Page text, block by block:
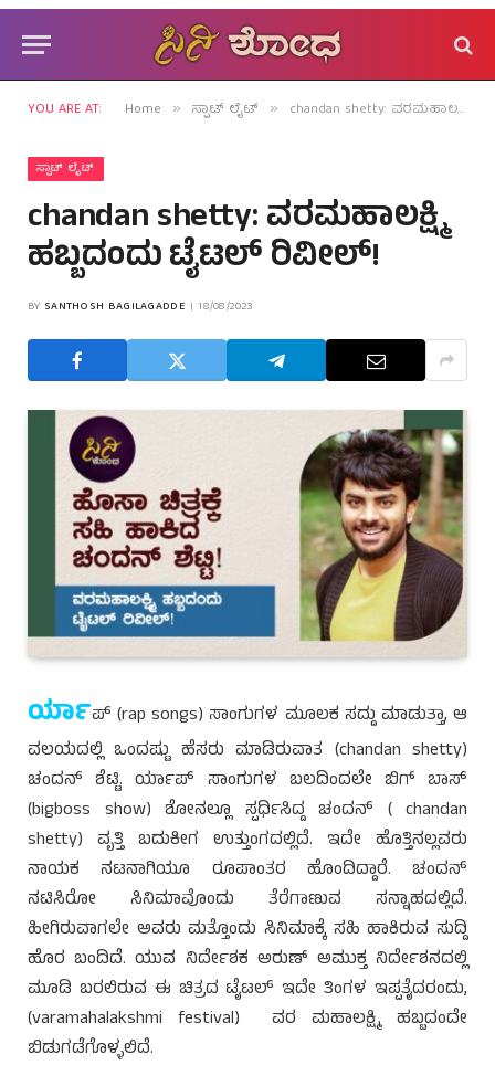
YOU ARE AT: Home » ಸ್ಪಾಟ್ ಲೈಟ್ » chandan shetty: ವರಮಹಾಲಕ್ಷ್ಮಿ ಹಬ್ಬದಂದು ಟೈಟಲ್ ರಿವೀಲ್!
ಸ್ಪಾಟ್ ಲೈಟ್
chandan shetty: ವರಮಹಾಲಕ್ಷ್ಮಿ
ಹಬ್ಬದಂದು ಟೈಟಲ್ ರಿವೀಲ್!
BY SANTHOSH BAGILAGADDE 18/08/2023
ರ್ಯಾಪ್ (rap songs) ಸಾಂಗುಗಳ ಮೂಲಕ ಸದ್ದು ಮಾಡುತ್ತಾ, ಆ
ವಲಯದಲ್ಲಿ ಒಂದಷ್ಟು ಹೆಸರು ಮಾಡಿರುವಾತ (chandan shetty)
ಚಂದನ್ ಶೆಟ್ಟಿ. ರ್ಯಾಪ್ ಸಾಂಗುಗಳ ಬಲದಿಂದಲೇ ಬಿಗ್ ಬಾಸ್
(bigboss show) ಶೋನಲ್ಲೂ ಸ್ಪರ್ಧಿಸಿದ್ದ ಚಂದನ್ ( chandan
shetty) ವೃತ್ತಿ ಬದುಕೀಗ ಉತ್ತುಂಗದಲ್ಲಿದೆ. ಇದೇ ಹೊತ್ತಿನಲ್ಲವರು
ನಾಯಕ ನಟನಾಗಿಯೂ ರೂಪಾಂತರ ಹೊಂದಿದ್ದಾರೆ. ಚಂದನ್
ನಟಿಸಿರೋ ಸಿನಿಮಾವೊಂದು ತೆರೆಗಾಣುವ ಸನ್ನಾಹದಲ್ಲಿದೆ.
ಹೀಗಿರುವಾಗಲೇ ಅವರು ಮತ್ತೊಂದು ಸಿನಿಮಾಕ್ಕೆ ಸಹಿ ಹಾಕಿರುವ ಸುದ್ದಿ
ಹೊರ ಬಂದಿದೆ. ಯುವ ನಿರ್ದೇಶಕ ಅರುಣ್ ಅಮುಕ್ತ ನಿರ್ದೇಶನದಲ್ಲಿ
ಮೂಡಿ ಬರಲಿರುವ ಈ ಚಿತ್ರದ ಟೈಟಲ್ ಇದೇ ತಿಂಗಳ ಇಪ್ಪತೈದರಂದು,
(varamahalakshmi festival) ವರ ಮಹಾಲಕ್ಷ್ಮಿ ಹಬ್ಬದಂದೇ
ಬಿಡುಗಡೆಗೊಳ್ಳಲಿದೆ.